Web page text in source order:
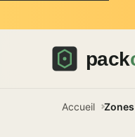
Accueil